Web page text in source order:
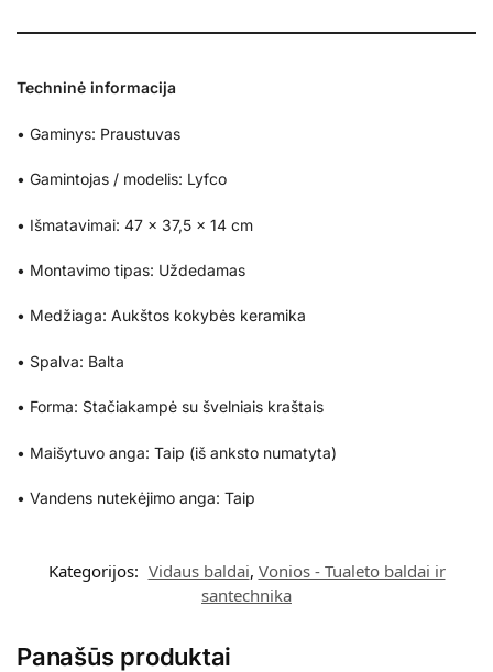
Techninė informacija
• Gaminys: Praustuvas
• Gamintojas / modelis: Lyfco
• Išmatavimai: 47 × 37,5 × 14 cm
• Montavimo tipas: Uždedamas
• Medžiaga: Aukštos kokybės keramika
• Spalva: Balta
• Forma: Stačiakampė su švelniais kraštais
• Maišytuvo anga: Taip (iš anksto numatyta)
• Vandens nutekėjimo anga: Taip
Kategorijos: Vidaus baldai, Vonios - Tualeto baldai ir
santechnika
Panašūs produktai